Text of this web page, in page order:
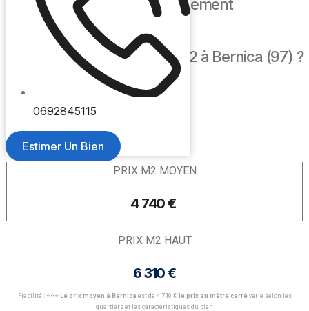
0692845115
Estimer Un Bien
🏢 Prix m2 appartement
Quel est le prix moyen au m2 à Bernica (97) ?
PRIX M2 BAS
PRIX M2 MOYEN
4 740 € ​
PRIX M2 HAUT
6 310 €
Fiabilité : ⭐️⭐️⭐️ Le prix moyen à Bernica est de 4 740 €, le prix au mètre carrévarie selon les
quartiers et les caractéristiques du bien